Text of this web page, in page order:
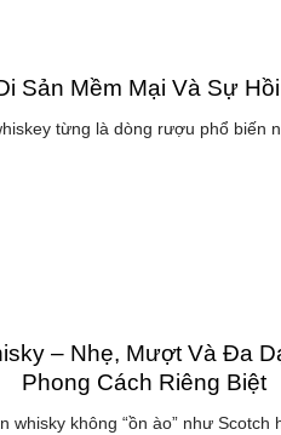
Sản Mềm Mại Và Sự
từng là dòng rượu phổ biến
– Nhẹ, Mượt Và Đa
Phong Cách Riêng Biệt
whisky không “ồn ào” như Scotch